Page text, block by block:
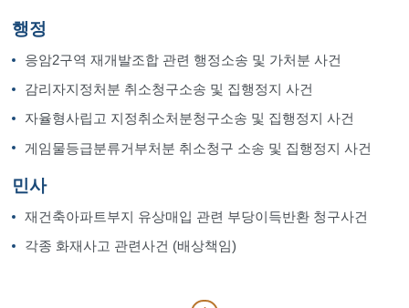
행정
응암2구역 재개발조합 관련 행정소송 및 가처분 사건
감리자지정처분 취소청구소송 및 집행정지 사건
자율형사립고 지정취소처분청구소송 및 집행정지 사건
게임물등급분류거부처분 취소청구 소송 및 집행정지 사건
민사
재건축아파트부지 유상매입 관련 부당이득반환 청구사건
각종 화재사고 관련사건 (배상책임)